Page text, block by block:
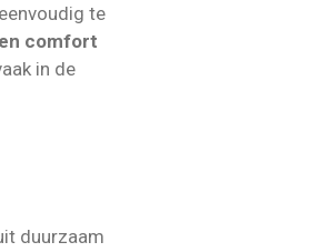
te
comfort
in de
duurzaam